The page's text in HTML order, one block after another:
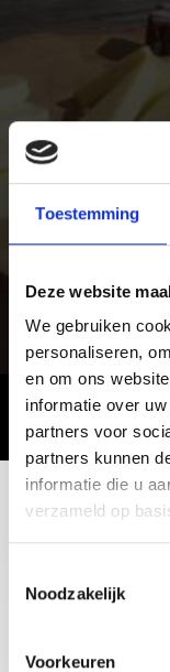
Toestemming
Deze website
We gebruiken
personaliseren,
en om ons
informatie over
partners voor
partners kunnen
informatie die u
verzameld op
Noodzakelijk
Voorkeuren